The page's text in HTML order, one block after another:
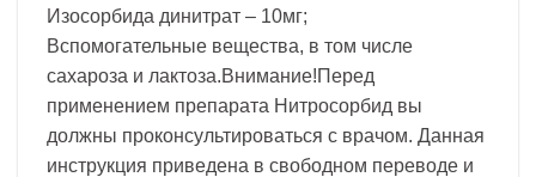
Изосорбида динитрат – 10мг;
Вспомогательные вещества, в том числе
сахароза и лактоза.Внимание!Перед
применением препарата Нитросорбид вы
должны проконсультироваться с врачом. Данная
инструкция приведена в свободном переводе и